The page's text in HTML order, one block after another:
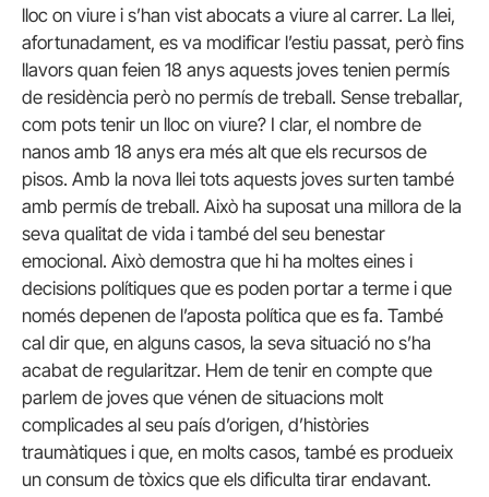
lloc on viure i s’han vist abocats a viure al carrer. La llei,
afortunadament, es va modificar l’estiu passat, però fins
llavors quan feien 18 anys aquests joves tenien permís
de residència però no permís de treball. Sense treballar,
com pots tenir un lloc on viure? I clar, el nombre de
nanos amb 18 anys era més alt que els recursos de
pisos. Amb la nova llei tots aquests joves surten també
amb permís de treball. Això ha suposat una millora de la
seva qualitat de vida i també del seu benestar
emocional. Això demostra que hi ha moltes eines i
decisions polítiques que es poden portar a terme i que
només depenen de l’aposta política que es fa. També
cal dir que, en alguns casos, la seva situació no s’ha
acabat de regularitzar. Hem de tenir en compte que
parlem de joves que vénen de situacions molt
complicades al seu país d’origen, d’històries
traumàtiques i que, en molts casos, també es produeix
un consum de tòxics que els dificulta tirar endavant.